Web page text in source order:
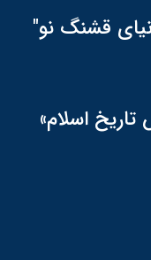
قشنگ نو"
اسلام»